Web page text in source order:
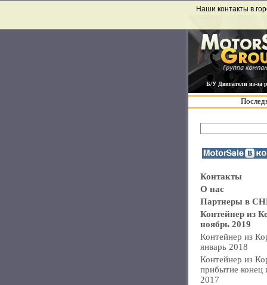
Б/У Двигатели из-за
Наши контакты в
Контакты
О нас
Партнеры в
Контейнер из
ноябрь 2019
Контейнер из
январь 2018
Контейнер из
прибытие конец
2017